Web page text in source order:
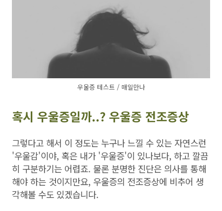
우울증 테스트 / 매일만나
혹시 우울증일까..? 우울증 전조증상
그렇다고 해서 이 정도는 누구나 느낄 수 있는 자연스런
'우울감'이야, 혹은 내가 '우울증'이 있나보다, 하고 깔끔
히 구분하기는 어렵죠. 물론 분명한 진단은 의사를 통해
해야 하는 것이지만요, 우울증의 전조증상에 비추어 생
각해볼 수도 있겠습니다.